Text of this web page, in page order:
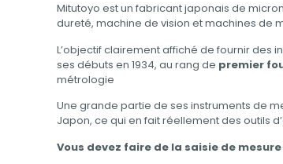
Mitutoyo est un fabricant japonais de
dureté, machine de vision et machines de
L’objectif clairement affiché de fournir des
ses débuts en 1934, au rang de premier
métrologie
Une grande partie de ses instruments de
Japon, ce qui en fait réellement des outils
Vous devez faire de la saisie de